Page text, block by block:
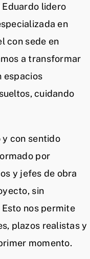
Eduardo lidero
en
con sede en
a transformar
espacios
cuidando
y con sentido
por
y jefes de obra
sin
nos permite
plazos realistas y
momento.